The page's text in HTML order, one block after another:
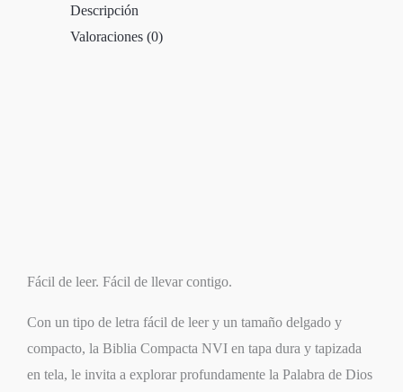
Descripción
Valoraciones (0)
Fácil de leer. Fácil de llevar contigo.
Con un tipo de letra fácil de leer y un tamaño delgado y
compacto, la Biblia Compacta NVI en tapa dura y tapizada
en tela, le invita a explorar profundamente la Palabra de Dios